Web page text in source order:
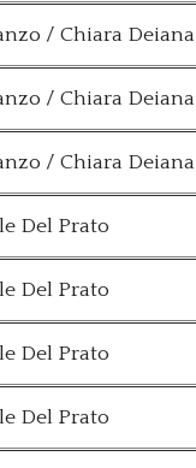
/ Chiara Deiana
/ Chiara Deiana
/ Chiara Deiana
Del Prato
Del Prato
Del Prato
Del Prato